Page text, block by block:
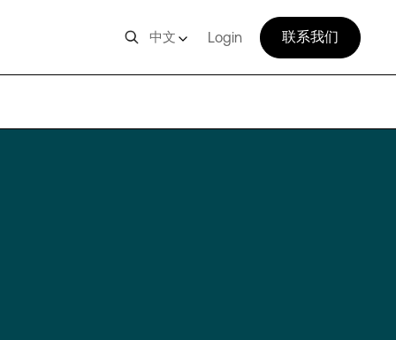
中文 Login 联系我们